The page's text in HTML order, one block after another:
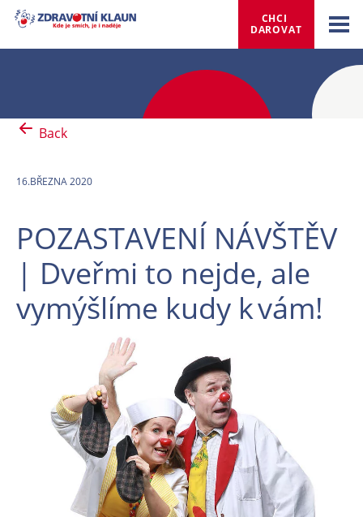
CHCI
DAROVAT
Back
16.BŘEZNA 2020
POZASTAVENÍ NÁVŠTĚV
| Dveřmi to nejde, ale
vymýšlíme kudy k vám!